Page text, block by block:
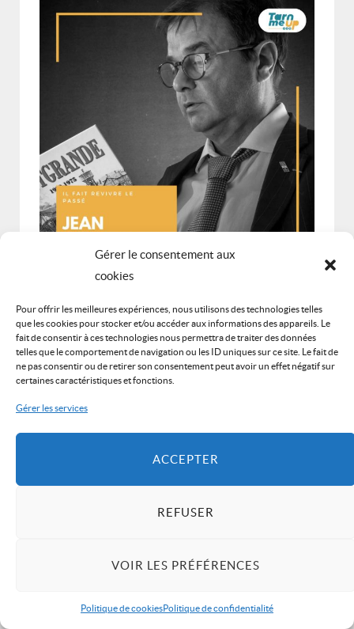
Gérer le consentement aux
cookies
Pour offrir les meilleures expériences, nous utilisons des technologies telles
que les cookies pour stocker et/ou accéder aux informations des appareils. Le
fait de consentir à ces technologies nous permettra de traiter des données
telles que le comportement de navigation ou les ID uniques sur ce site. Le fait de
ne pas consentir ou de retirer son consentement peut avoir un effet négatif sur
certaines caractéristiques et fonctions.
Gérer les services
ACCEPTER
REFUSER
VOIR LES PRÉFÉRENCES
Politique de cookiesPolitique de confidentialité